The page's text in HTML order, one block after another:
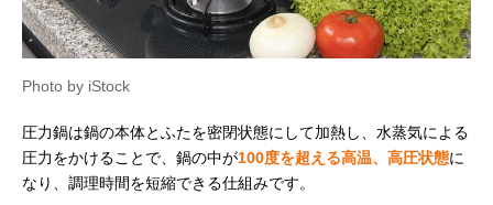
Photo by iStock
圧力鍋は鍋の本体とふたを密閉状態にして加熱し、水蒸気による
圧力をかけることで、鍋の中が100度を超える高温、高圧状態に
なり、調理時間を短縮できる仕組みです。